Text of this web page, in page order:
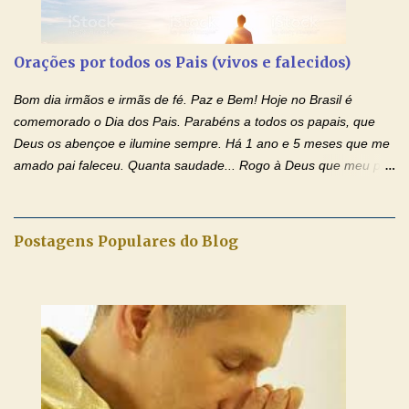
possamos nos livrar de toda opressão diabólica que possa estar
prejudicando a nossa família. Peço também que atenda, em
especial, este pedido que agora faço na Sua presença:
(apresente aqui o seu pedido...) Eu, desde já, agradeço de
coração, confiante que o Senhor me atenderá. Eu louvo o Pai por
ter nos dado o Senhor, Jesus, como presente de Páscoa. eu
agradeço de coração ao Espíri...
Orações por todos os Pais (vivos e falecidos)
Bom dia irmãos e irmãs de fé. Paz e Bem! Hoje no Brasil é
comemorado o Dia dos Pais. Parabéns a todos os papais, que
Deus os abençoe e ilumine sempre. Há 1 ano e 5 meses que me
amado pai faleceu. Quanta saudade... Rogo à Deus que meu pai
Senhora. Adriana dos Anjos-Devoção e Fé Blog Oração de
peço por.... (diga o nome do seu pai falecido) , que chamastes
deste mundo. Dai-lhe a felicidade, a luz e a paz. Que ele, tendo
passado pela morte, participe do convívio de Vossos santos na
luz eterna, como prometestes a Abraão e à sua descendência.
Que sua alma nada sofra, e Vos digneis ressuscitá-lo com os
Postagens Populares do Blog